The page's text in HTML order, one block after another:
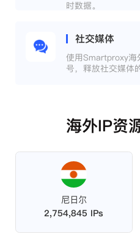
时数据。
社交媒体
使用Smartproxy海
号，释放社交媒体
海外IP资
尼日尔
2,754,845 IPs